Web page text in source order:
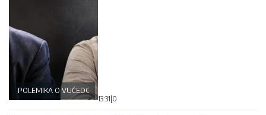
POLEMIKA O VUČEDOLSKOJ BICI
13:31 0